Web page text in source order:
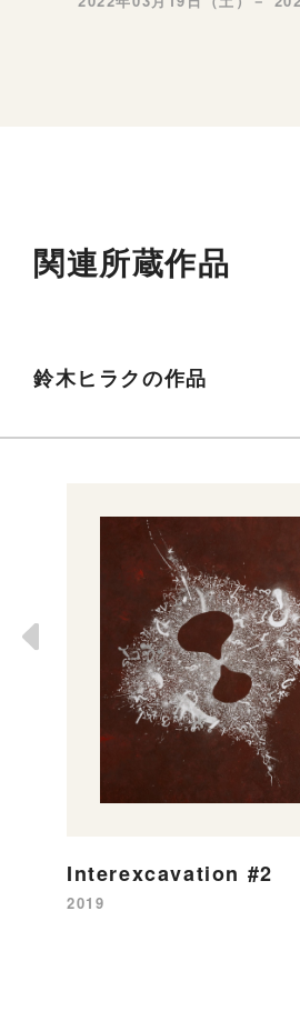
関連所蔵作品
鈴木ヒラクの作品
Interexcavation #2
2019